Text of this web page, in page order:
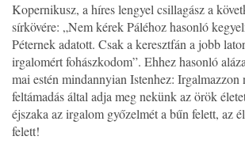
Kopernikusz, a híres lengyel csillagász a
sírkövére: „Nem kérek Páléhoz hasonló
Péternek adatott. Csak a keresztfán a jobb
irgalomért fohászkodom”. Ehhez hasonló
mai estén mindannyian Istenhez: Irgalmazzon
feltámadás által adja meg nekünk az örök
éjszaka az irgalom győzelmét a bűn felett, az
felett!